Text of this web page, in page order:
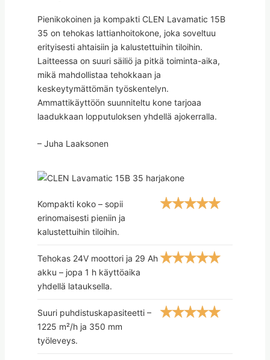
Pienikokoinen ja kompakti CLEN Lavamatic 15B
35 on tehokas lattianhoitokone, joka soveltuu
erityisesti ahtaisiin ja kalustettuihin tiloihin.
Laitteessa on suuri säiliö ja pitkä toiminta-aika,
mikä mahdollistaa tehokkaan ja
keskeytymättömän työskentelyn.
Ammattikäyttöön suunniteltu kone tarjoaa
laadukkaan lopputuloksen yhdellä ajokerralla.
– Juha Laaksonen
Kompakti koko – sopii
erinomaisesti pieniin ja
kalustettuihin tiloihin.
Tehokas 24V moottori ja 29 Ah
akku – jopa 1 h käyttöaika
yhdellä latauksella.
Suuri puhdistuskapasiteetti –
1225 m²/h ja 350 mm
työleveys.